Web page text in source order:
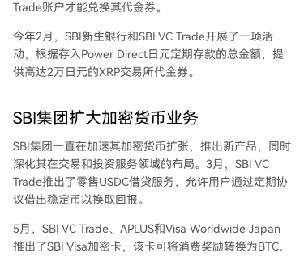
Trade账户才能兑换其代金券。
今年2月，SBI新生银行和SBI VC Trade开展了一项活
动，根据存入Power Direct日元定期存款的总金额，提
供高达2万日元的XRP交易所代金券。
SBI集团扩大加密货币业务
SBI集团一直在加速其加密货币扩张，推出新产品，同时
深化其在交易和投资服务领域的布局。3月，SBI VC
Trade推出了零售USDC借贷服务，允许用户通过定期协
议借出稳定币以换取回报。
5月，SBI VC Trade、APLUS和Visa Worldwide Japan
推出了SBI Visa加密卡，该卡可将消费奖励转换为BTC、